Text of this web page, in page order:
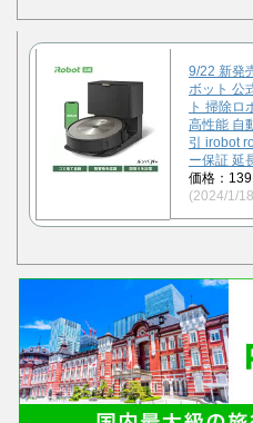
9/22 新発
ボット 公
ト 掃除ロ
高性能 自
引 irobot
ー保証 延
価格：
(2024/1/